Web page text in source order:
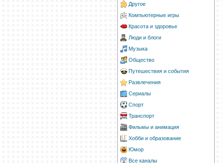
Другое
Компьютерные игры
Красота и здоровье
Люди и блоги
Музыка
Общество
Путешествия и события
Развлечения
Сериалы
Спорт
Транспорт
Фильмы и анимация
Хобби и образование
Юмор
Все каналы